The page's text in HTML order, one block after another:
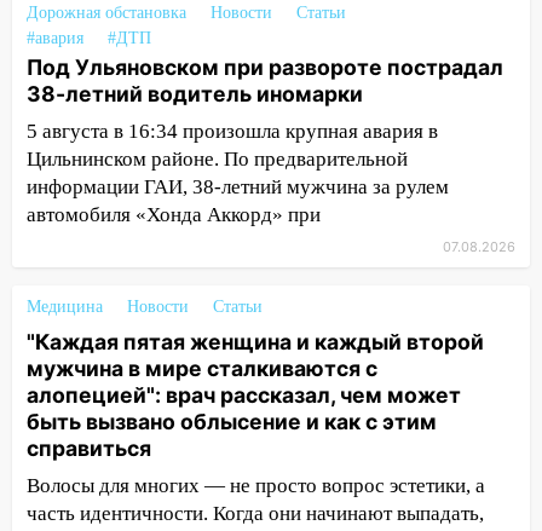
50-метровом участке
14:22 В Новом городе 8 августа пройдет
большой фестиваль «Наше время» с
мотофристайлом и концертом
«Мураками»
14:04 Жару смоет ливнями: прогноз
погоды в Ульяновской области на
полицейские проведут акцию «Час
пассажира»
13:20 В Ульяновске за один день
обокрали женщину на пляже и
подростка в сквере
13:01 В Димитровграде мужчина
выбросил из машины страйкбольную
Дорожная обстановка Новости
Статьи
#авария
#ДТП
Под Ульяновском при развороте пострадал
38-летний водитель иномарки
5 августа в 16:34 произошла крупная авария в
Цильнинском районе. По предварительной
информации ГАИ, 38-летний мужчина за рулем
автомобиля «Хонда Аккорд» при
07.08.2026
Медицина Новости Статьи
"Каждая пятая женщина и каждый второй
мужчина в мире сталкиваются с
алопецией": врач рассказал, чем может
быть вызвано облысение и как с этим
справиться
Волосы для многих — не просто вопрос эстетики, а
часть идентичности. Когда они начинают выпадать,